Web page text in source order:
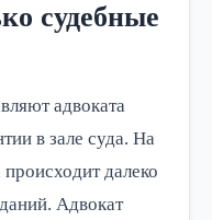
судебные
адвоката
в зале суда. На
далеко
Адвокат